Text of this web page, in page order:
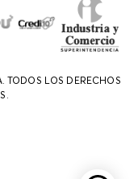
TODOS LOS DERECHOS